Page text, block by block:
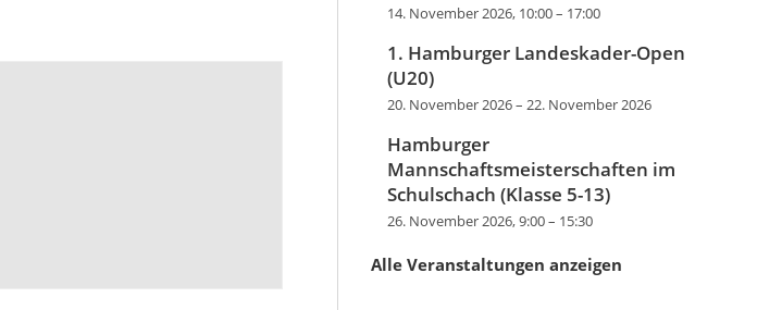
14. November 2026, 10:00– 17:00
1. Hamburger Landeskader-Open
(U20)
20. November 2026– 22. November 2026
Hamburger
Mannschaftsmeisterschaften im
Schulschach (Klasse 5-13)
26. November 2026, 9:00– 15:30
Alle Veranstaltungen anzeigen